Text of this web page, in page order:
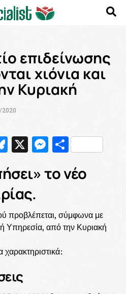
επιδείνωσης
χιόνια και
Κυριακή
Bluesky
X
το νέο
προβλέπεται, σύμφωνα με
Υπηρεσία, από την Κυριακή
χαρακτηριστικά: